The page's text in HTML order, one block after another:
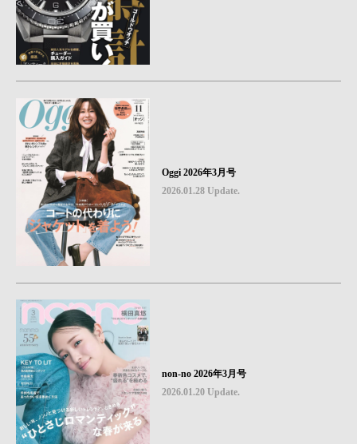
Oggi 2026年3月号
2026.01.28 Update.
non-no 2026年3月号
2026.01.20 Update.